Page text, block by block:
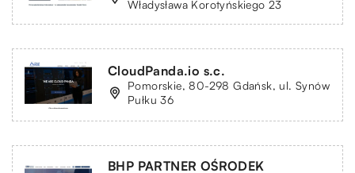
Władysława Korotyńskiego 23
CloudPanda.io s.c.
Pomorskie, 80-298 Gdańsk, ul. Synów
Pułku 36
BHP PARTNER OŚRODEK